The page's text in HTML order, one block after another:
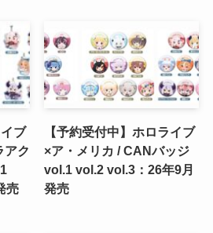
ブ
アク
売
【予約受付中】ホロライブ
×ア・メリカ / CANバッジ
vol.1 vol.2 vol.3：26年9月
発売